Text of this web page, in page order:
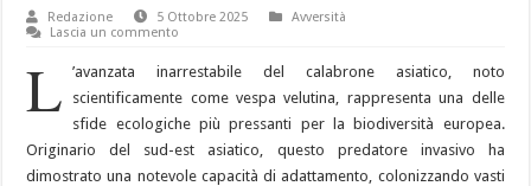
Redazione 5 Ottobre 2025
Avversità
Lascia un commento
L
’avanzata inarrestabile del calabrone asiatico, noto
scientificamente come vespa velutina, rappresenta una delle
sfide ecologiche più pressanti per la biodiversità europea.
Originario del sud-est asiatico, questo predatore invasivo ha
dimostrato una notevole capacità di adattamento, colonizzando vasti